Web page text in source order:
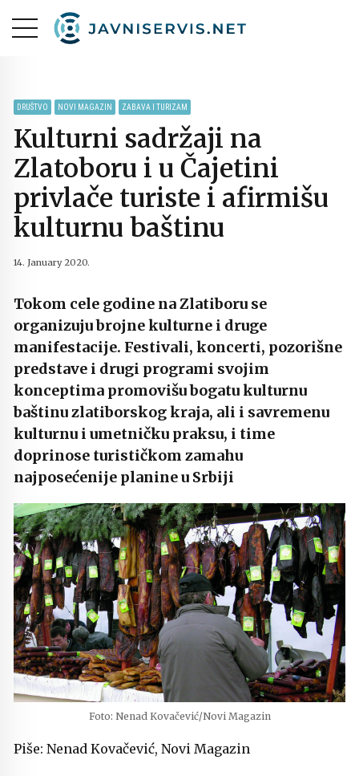
DRUŠTVO NOVI MAGAZIN ZABAVA I TURIZAM
Kulturni sadržaji na
Zlatoboru i u Čajetini
privlače turiste i afirmišu
kulturnu baštinu
14. January 2020.
Tokom cele godine na Zlatiboru se
organizuju brojne kulturne i druge
manifestacije. Festivali, koncerti, pozorišne
predstave i drugi programi svojim
konceptima promovišu bogatu kulturnu
baštinu zlatiborskog kraja, ali i savremenu
kulturnu i umetničku praksu, i time
doprinose turističkom zamahu
najposećenije planine u Srbiji
Foto: Nenad Kovačević/Novi Magazin
Piše: Nenad Kovačević, Novi Magazin